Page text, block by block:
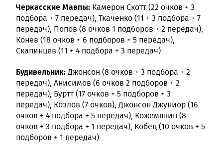
Черкасские Мавпы: Камерон Скотт (22 очков + 3
подбора + 7 передач), Ткаченко (11 + 3 подбора + 7
передач), Попов (8 очков 1 подборов + 2 передач),
Конев (18 очков + 6 подборов + 5 передач),
Скапинцев (11 + 4 подбора + 3 передач)
Будивельник:Джонсон (8 очков + 3 подбора + 2
передач), Анисимов (6 очков 2 подборов + 2
передач), Буртт (17 очков + 5 подборов + 3
передач), Козлов (7 очков), Джонсон Джуниор (16
очков + 4 подбора + 5 передач), Кожемякин (8
очков + 3 подбора + 1 передач), Кобец (10 очков + 5
подборов + 1 передач)